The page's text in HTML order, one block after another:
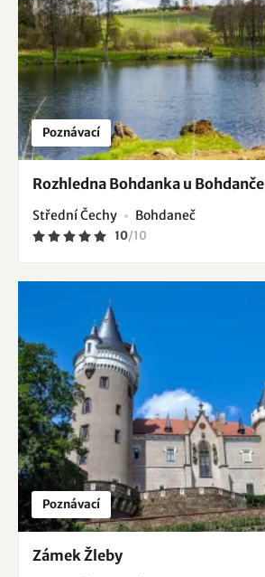
Poznávací
Rozhledna Bohdanka u Bohdanče
Střední Čechy Bohdaneč
10/10
Poznávací
Zámek Žleby